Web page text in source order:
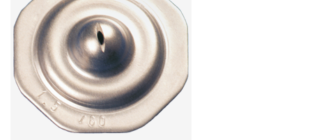
CZK
Nákupní seznam
Partner Zone